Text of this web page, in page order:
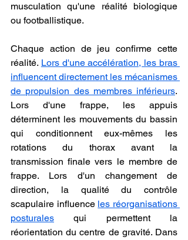
musculation qu'une réalité biologique
ou footballistique.
Chaque action de jeu confirme cette
réalité. Lors d'une accélération, les bras
influencent directement les mécanismes
de propulsion des membres inférieurs.
Lors d'une frappe, les appuis
déterminent les mouvements du bassin
qui conditionnent eux-mêmes les
rotations du thorax avant la
transmission finale vers le membre de
frappe. Lors d'un changement de
direction, la qualité du contrôle
scapulaire influence les réorganisations
posturales qui permettent la
réorientation du centre de gravité. Dans